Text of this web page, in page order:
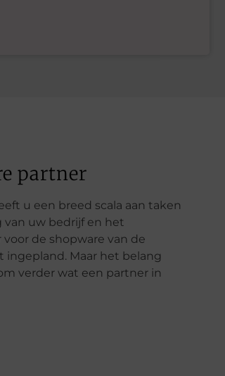
partner
u een breed scala aan taken
van uw bedrijf en het
de shopware van de
ingepland. Maar het belang
verder wat een partner in